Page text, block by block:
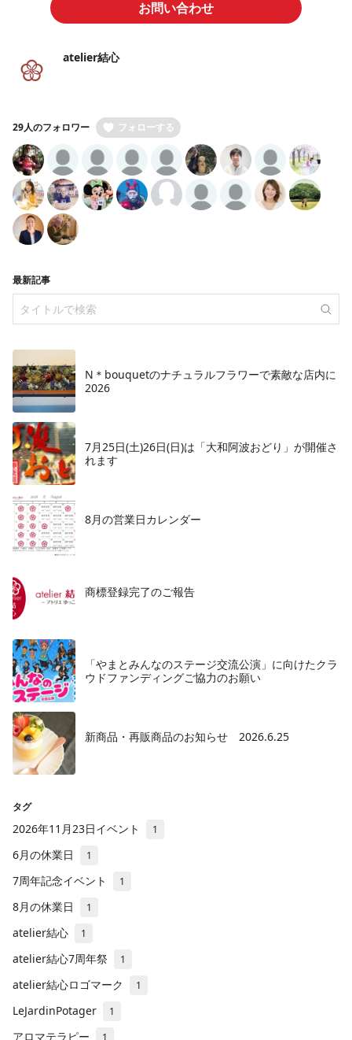
お問い合わせ
atelier結心
29人のフォロワー フォローする
最新記事
N＊bouquetのナチュラルフラワーで素敵な店内に
2026
7月25日(土)26日(日)は「大和阿波おどり」が開催さ
れます
8月の営業日カレンダー
商標登録完了のご報告
「やまとみんなのステージ交流公演」に向けたクラ
ウドファンディングご協力のお願い
新商品・再販商品のお知らせ 2026.6.25
タグ
2026年11月23日イベント 1
6月の休業日 1
7周年記念イベント 1
8月の休業日 1
atelier結心 1
atelier結心7周年祭 1
atelier結心ロゴマーク 1
LeJardinPotager 1
アロマテラピー 1